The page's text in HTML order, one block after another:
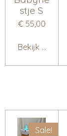
stje S
€ 55,00
Bekijk details
Sale!